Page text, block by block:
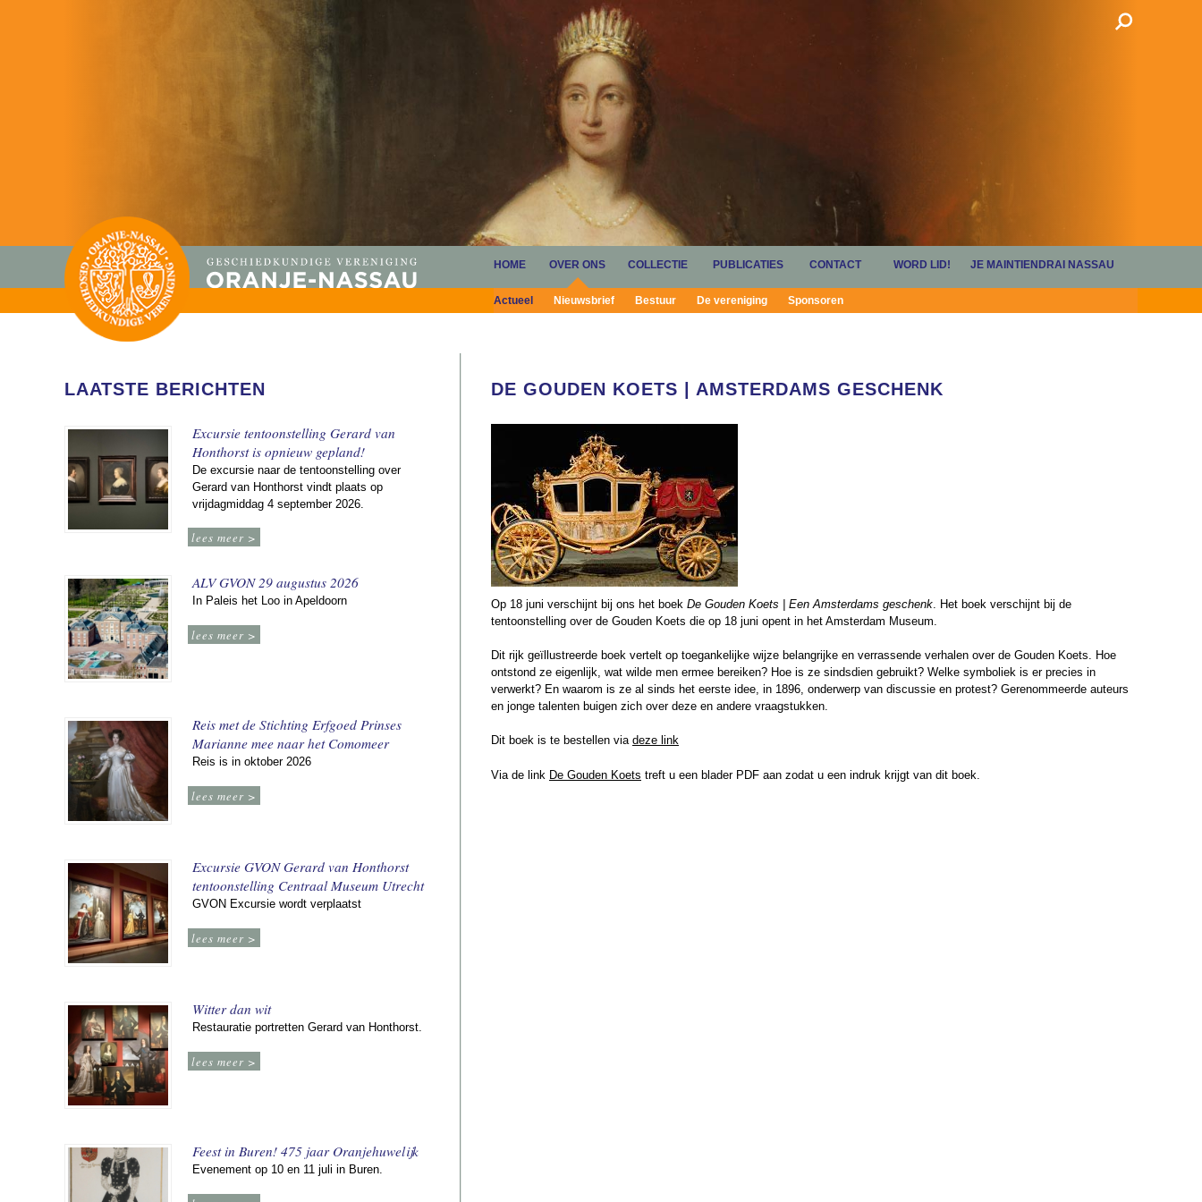
HOME OVER ONS
Actueel Nieuwsbrief Bestuur De vereniging Sponsoren
COLLECTIE PUBLICATIES CONTACT WORD LID! JE MAINTIENDRAI NASSAU
LAATSTE BERICHTEN
Excursie tentoonstelling Gerard van
Honthorst is opnieuw gepland!
De excursie naar de tentoonstelling over
Gerard van Honthorst vindt plaats op
vrijdagmiddag 4 september 2026.
lees meer >
ALV GVON 29 augustus 2026
In Paleis het Loo in Apeldoorn
lees meer >
Reis met de Stichting Erfgoed Prinses
Marianne mee naar het Comomeer
Reis is in oktober 2026
lees meer >
Excursie GVON Gerard van Honthorst
tentoonstelling Centraal Museum Utrecht
GVON Excursie wordt verplaatst
lees meer >
Witter dan wit
Restauratie portretten Gerard van Honthorst.
lees meer >
Feest in Buren! 475 jaar Oranjehuwelijk
Evenement op 10 en 11 juli in Buren.
DE GOUDEN KOETS | AMSTERDAMS GESCHENK
Op 18 juni verschijnt bij ons het boek De Gouden Koets | Een Amsterdams geschenk. Het boek verschijnt bij de
tentoonstelling over de Gouden Koets die op 18 juni opent in het Amsterdam Museum.
Dit rijk geïllustreerde boek vertelt op toegankelijke wijze belangrijke en verrassende verhalen over de Gouden Koets. Hoe
ontstond ze eigenlijk, wat wilde men ermee bereiken? Hoe is ze sindsdien gebruikt? Welke symboliek is er precies in
verwerkt? En waarom is ze al sinds het eerste idee, in 1896, onderwerp van discussie en protest? Gerenommeerde auteurs
en jonge talenten buigen zich over deze en andere vraagstukken.
Dit boek is te bestellen via deze link
Via de link De Gouden Koets treft u een blader PDF aan zodat u een indruk krijgt van dit boek.